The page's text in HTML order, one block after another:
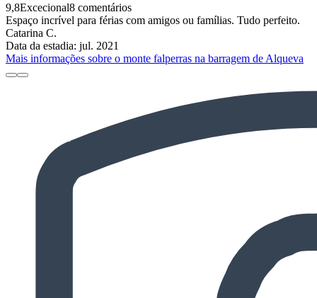
9,8Excecional8 comentários
Espaço incrível para férias com amigos ou famílias. Tudo perfeito.
Catarina C.
Data da estadia: jul. 2021
Mais informações sobre o monte falperras na barragem de Alqueva